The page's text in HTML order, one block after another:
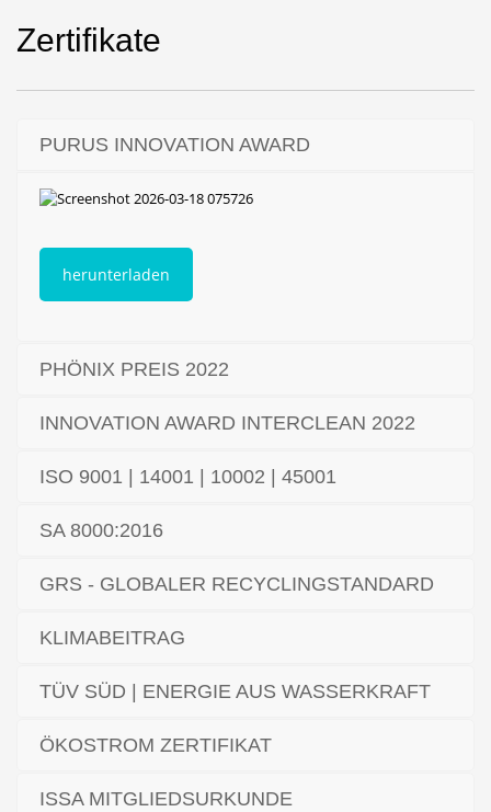
Zertifikate
PURUS INNOVATION AWARD
herunterladen
PHÖNIX PREIS 2022
INNOVATION AWARD INTERCLEAN 2022
ISO 9001 | 14001 | 10002 | 45001
SA 8000:2016
GRS - GLOBALER RECYCLINGSTANDARD
KLIMABEITRAG
TÜV SÜD | ENERGIE AUS WASSERKRAFT
ÖKOSTROM ZERTIFIKAT
ISSA MITGLIEDSURKUNDE